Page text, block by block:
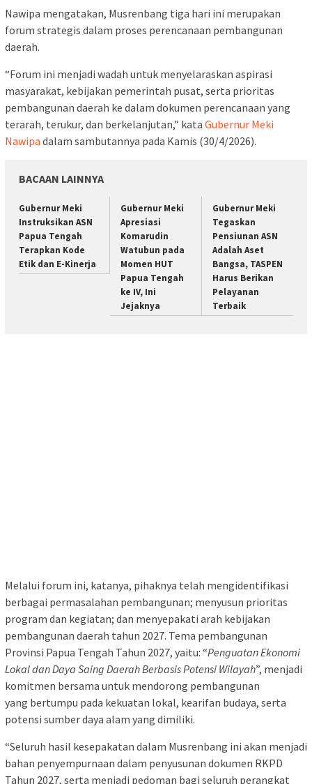
Nawipa mengatakan, Musrenbang tiga hari ini merupakan
forum strategis dalam proses perencanaan pembangunan
daerah.
“Forum ini menjadi wadah untuk menyelaraskan aspirasi
masyarakat, kebijakan pemerintah pusat, serta prioritas
pembangunan daerah ke dalam dokumen perencanaan yang
terarah, terukur, dan berkelanjutan,” kata Gubernur Meki
Nawipa dalam sambutannya pada Kamis (30/4/2026).
BACAAN LAINNYA
Gubernur Meki
Instruksikan ASN
Papua Tengah
Terapkan Kode
Etik dan E-Kinerja
Gubernur Meki
Apresiasi
Komarudin
Watubun pada
Momen HUT
Papua Tengah
ke IV, Ini
Jejaknya
Gubernur Meki
Tegaskan
Pensiunan ASN
Adalah Aset
Bangsa, TASPEN
Harus Berikan
Pelayanan
Terbaik
Melalui forum ini, katanya, pihaknya telah mengidentifikasi
berbagai permasalahan pembangunan; menyusun prioritas
program dan kegiatan; dan menyepakati arah kebijakan
pembangunan daerah tahun 2027. Tema pembangunan
Provinsi Papua Tengah Tahun 2027, yaitu: “Penguatan Ekonomi
Lokal dan Daya Saing Daerah Berbasis Potensi Wilayah”, menjadi
komitmen bersama untuk mendorong pembangunan
yang bertumpu pada kekuatan lokal, kearifan budaya, serta
potensi sumber daya alam yang dimiliki.
“Seluruh hasil kesepakatan dalam Musrenbang ini akan menjadi
bahan penyempurnaan dalam penyusunan dokumen RKPD
Tahun 2027, serta menjadi pedoman bagi seluruh perangkat